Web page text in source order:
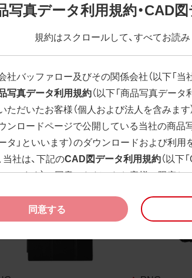
写真データ利用規約・CAD
規約はスクロールして、すべてお読み
社バッファロー及びその関係会社（以下「当
写真データ利用規約（以下「商品写真データ
ただいたお客様（個人および法人を含みます
ンロードページで公開している当社の商品
タ」といいます）のダウンロードおよび利用
当社は、下記のCAD図データ利用規約（以下
いいます）に同意いただいたお客様に限定し
の利用を許諾いたします。
が「同意する」ボタンをクリックされた場合
CAD図データ利用規約に同意いただいたも
、商品写真データ利用規約及びCAD図データ
変更されることがあります。各データをダ
同意する
されています。画像編集の際に便利です
が設定されていない場合があります。ご了承
(RGBカラー)」 「EPS : 高解像度(CMYKカラ